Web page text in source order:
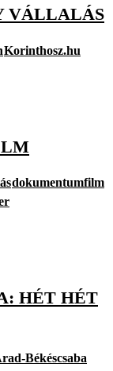
VÁLLALÁS
Korinthosz.hu
dokumentumfilm
HÉT HÉT
Békéscsaba